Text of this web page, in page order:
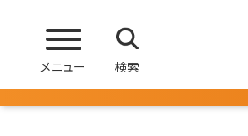
メニュー 検索